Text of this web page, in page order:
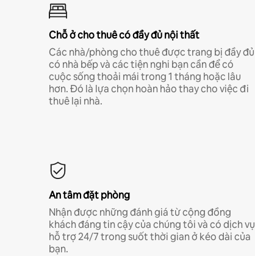
Chỗ ở cho thuê có đầy đủ nội thất
Các nhà/phòng cho thuê được trang bị đầy đủ
có nhà bếp và các tiện nghi bạn cần để có
cuộc sống thoải mái trong 1 tháng hoặc lâu
hơn. Đó là lựa chọn hoàn hảo thay cho việc đi
thuê lại nhà.
An tâm đặt phòng
Nhận được những đánh giá từ cộng đồng
khách đáng tin cậy của chúng tôi và có dịch vụ
hỗ trợ 24/7 trong suốt thời gian ở kéo dài của
bạn.